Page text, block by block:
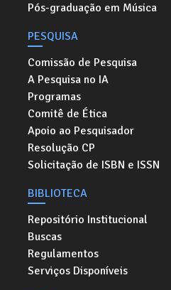
Pós-graduação em Música
PESQUISA
Comissão de Pesquisa
A Pesquisa no IA
Programas
Comitê de Ética
Apoio ao Pesquisador
Resolução CP
Solicitação de ISBN e ISSN
BIBLIOTECA
Repositório Institucional
Buscas
Regulamentos
Serviços Disponíveis